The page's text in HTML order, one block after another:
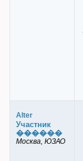
Alter
Участник
������
Москва, ЮЗАО